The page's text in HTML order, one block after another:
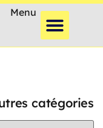
Menu
catégories